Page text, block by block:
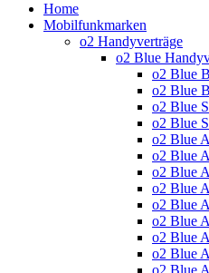
Home
Mobilfunkmarken
o2 Handyverträge
o2 Blue
o2 Blue
o2 Blue
o2 Blue
o2 Blue
o2 Blue
o2 Blue
o2 Blue
o2 Blue
o2 Blue
o2 Blue
o2 Blue
o2 Blue
o2 Blue